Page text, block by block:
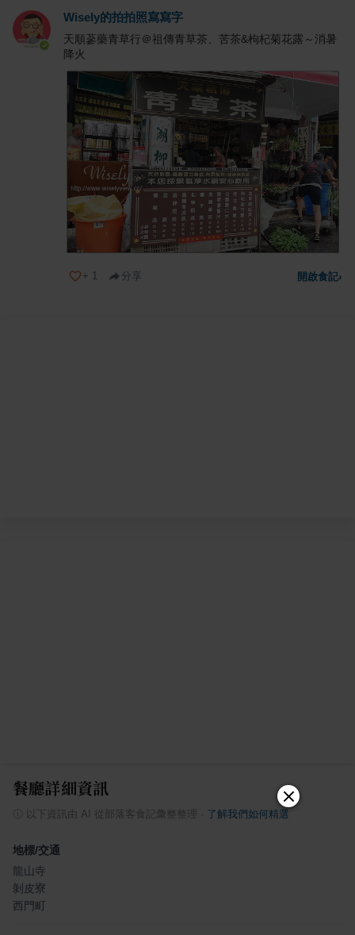
Wisely的拍拍照寫寫字
天順蔘藥青草行＠祖傳青草茶、苦茶&枸杞菊花露～消暑
降火
+ 1 分享 開啟食記›
餐廳詳細資訊
以下資訊由 AI 從部落客食記彙整整理 了解我們如何精選
地標/交通
龍山寺
剝皮寮
西門町